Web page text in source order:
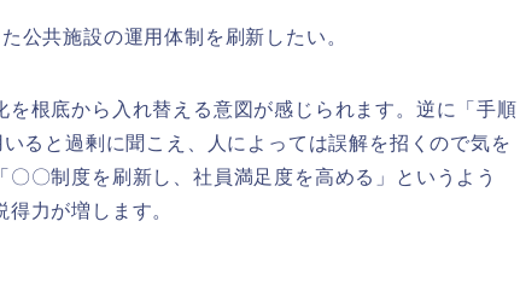
公共施設の運用体制を刷新したい。
を根底から入れ替える意図が感じられます。逆に「手順
ると過剰に聞こえ、人によっては誤解を招くので気を
〇制度を刷新し、社員満足度を高める」というよう
力が増します。